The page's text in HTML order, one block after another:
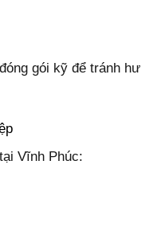
gói kỹ để tránh hư
Vĩnh Phúc: